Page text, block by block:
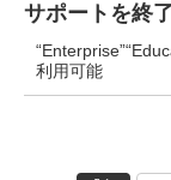
サポートを終了
利用可能